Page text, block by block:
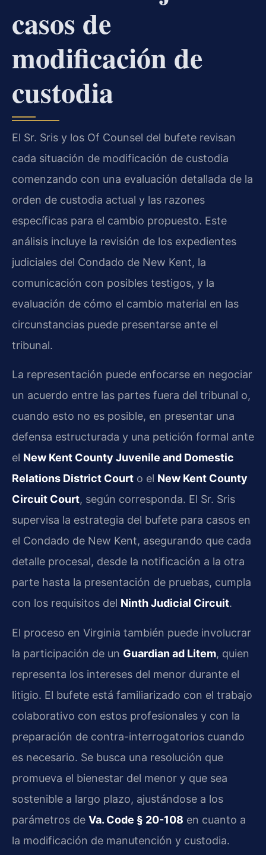
casos de
modificación de
custodia
El Sr. Sris y los Of Counsel del bufete revisan
cada situación de modificación de custodia
comenzando con una evaluación detallada de la
orden de custodia actual y las razones
específicas para el cambio propuesto. Este
análisis incluye la revisión de los expedientes
judiciales del Condado de New Kent, la
comunicación con posibles testigos, y la
evaluación de cómo el cambio material en las
circunstancias puede presentarse ante el
tribunal.
La representación puede enfocarse en negociar
un acuerdo entre las partes fuera del tribunal o,
cuando esto no es posible, en presentar una
defensa estructurada y una petición formal ante
el New Kent County Juvenile and Domestic
Relations District Court o el New Kent County
Circuit Court, según corresponda. El Sr. Sris
supervisa la estrategia del bufete para casos en
el Condado de New Kent, asegurando que cada
detalle procesal, desde la notificación a la otra
parte hasta la presentación de pruebas, cumpla
con los requisitos del Ninth Judicial Circuit.
El proceso en Virginia también puede involucrar
la participación de un Guardian ad Litem, quien
representa los intereses del menor durante el
litigio. El bufete está familiarizado con el trabajo
colaborativo con estos profesionales y con la
preparación de contra-interrogatorios cuando
es necesario. Se busca una resolución que
promueva el bienestar del menor y que sea
sostenible a largo plazo, ajustándose a los
parámetros de Va. Code § 20-108 en cuanto a
la modificación de manutención y custodia.